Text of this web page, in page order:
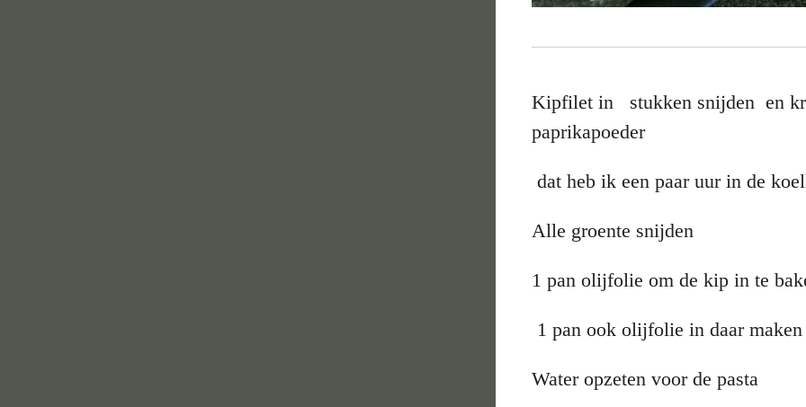
Kipfilet in stukken snijden en
paprikapoeder
dat heb ik een paar uur in de
Alle groente snijden
1 pan olijfolie om de kip in te
1 pan ook olijfolie in daar
Water opzeten voor de pasta